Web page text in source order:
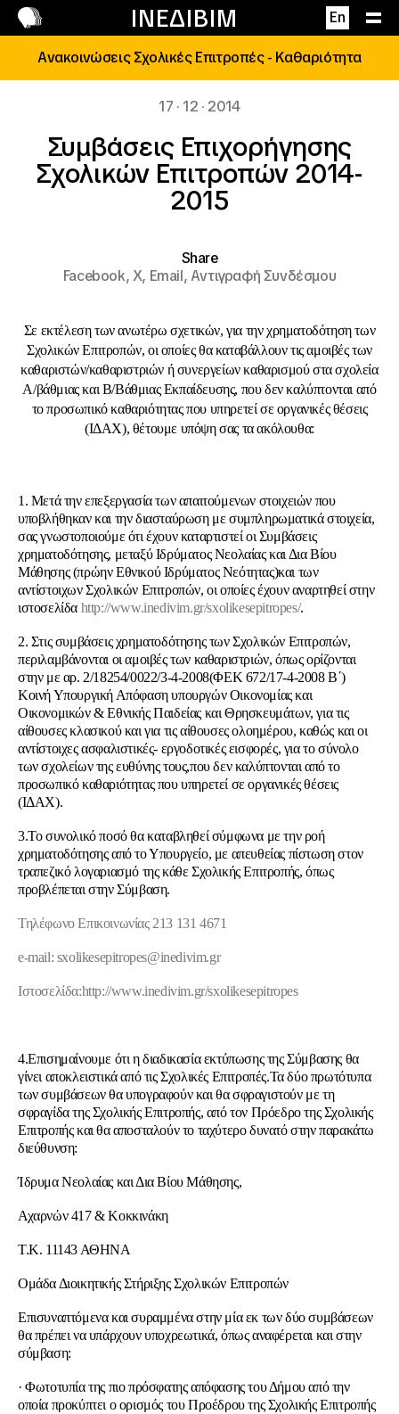
ΙΝΕΔΙΒΙΜ En
Επικοινωνία
Ανακοινώσεις Σχολικές Επιτροπές - Καθαριότητα
17 · 12 · 2014
Συμβάσεις Επιχορήγησης
Σχολικών Επιτροπών 2014-
2015
Share
Facebook,X, Email,Αντιγραφή Συνδέσμου
Σε εκτέλεση των ανωτέρω σχετικών, για την χρηματοδότηση των
Σχολικών Επιτροπών, οι οποίες θα καταβάλλουν τις αμοιβές των
καθαριστών/καθαριστριών ή συνεργείων καθαρισμού στα σχολεία
Α/βάθμιας και Β/Βάθμιας Εκπαίδευσης, που δεν καλύπτονται από
το προσωπικό καθαριότητας που υπηρετεί σε οργανικές θέσεις
(ΙΔΑΧ), θέτουμε υπόψη σας τα ακόλουθα:
1. Μετά την επεξεργασία των απαιτούμενων στοιχειών που
υποβλήθηκαν και την διασταύρωση με συμπληρωματικά στοιχεία,
σας γνωστοποιούμε ότι έχουν καταρτιστεί οι Συμβάσεις
χρηματοδότησης, μεταξύ Ιδρύματος Νεολαίας και Δια Βίου
Μάθησης (πρώην Εθνικού Ιδρύματος Νεότητας)και των
αντίστοιχων Σχολικών Επιτροπών, οι οποίες έχουν αναρτηθεί στην
ιστοσελίδα http://www.inedivim.gr/sxolikesepitropes/.
2. Στις συμβάσεις χρηματοδότησης των Σχολικών Επιτροπών,
περιλαμβάνονται οι αμοιβές των καθαριστριών, όπως ορίζονται
στην με αρ. 2/18254/0022/3-4-2008(ΦΕΚ 672/17-4-2008 Β΄)
Κοινή Υπουργική Απόφαση υπουργών Οικονομίας και
Οικονομικών & Εθνικής Παιδείας και Θρησκευμάτων, για τις
αίθουσες κλασικού και για τις αίθουσες ολοημέρου, καθώς και οι
αντίστοιχες ασφαλιστικές- εργοδοτικές εισφορές, για το σύνολο
των σχολείων της ευθύνης τους,που δεν καλύπτονται από το
προσωπικό καθαριότητας που υπηρετεί σε οργανικές θέσεις
(ΙΔΑΧ).
3.Το συνολικό ποσό θα καταβληθεί σύμφωνα με την ροή
χρηματοδότησης από το Υπουργείο, με απευθείας πίστωση στον
τραπεζικό λογαριασμό της κάθε Σχολικής Επιτροπής, όπως
προβλέπεται στην Σύμβαση.
Τηλέφωνo Επικοινωνίας 213 131 4671
e-mail: sxolikesepitropes@inedivim.gr
Ιστοσελίδα:http://www.inedivim.gr/sxolikesepitropes
4.Επισημαίνουμε ότι η διαδικασία εκτύπωσης της Σύμβασης θα
γίνει αποκλειστικά από τις Σχολικές Επιτροπές.Τα δύο πρωτότυπα
των συμβάσεων θα υπογραφούν και θα σφραγιστούν με τη
σφραγίδα της Σχολικής Επιτροπής, από τον Πρόεδρο της Σχολικής
Επιτροπής και θα αποσταλούν το ταχύτερο δυνατό στην παρακάτω
διεύθυνση:
Ίδρυμα Νεολαίας και Δια Βίου Μάθησης,
Αχαρνών 417 & Κοκκινάκη
Τ.Κ. 11143 ΑΘΗΝΑ
Ομάδα Διοικητικής Στήριξης Σχολικών Επιτροπών
Επισυναπτόμενα και συραμμένα στην μία εκ των δύο συμβάσεων
θα πρέπει να υπάρχουν υποχρεωτικά, όπως αναφέρεται και στην
σύμβαση:
· Φωτοτυπία της πιο πρόσφατης απόφασης του Δήμου από την
οποία προκύπτει ο ορισμός του Προέδρου της Σχολικής Επιτροπής